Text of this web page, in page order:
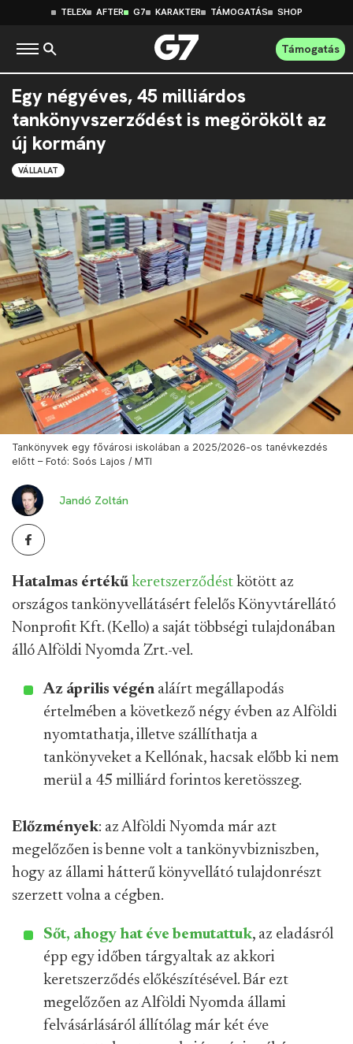
TELEX AFTER G7 KARAKTER TÁMOGATÁS SHOP
Támogatás
Egy négyéves, 45 milliárdos
tankönyvszerződést is megörökölt az
új kormány
VÁLLALAT
Tankönyvek egy fővárosi iskolában a 2025/2026-os tanévkezdés
előtt – Fotó: Soós Lajos / MTI
Jandó Zoltán
Hatalmas értékű keretszerződést kötött az
országos tankönyvellátásért felelős Könyvtárellátó
Nonprofit Kft. (Kello) a saját többségi tulajdonában
álló Alföldi Nyomda Zrt.-vel.
Az április végén aláírt megállapodás
értelmében a következő négy évben az Alföldi
nyomtathatja, illetve szállíthatja a
tankönyveket a Kellónak, hacsak előbb ki nem
merül a 45 milliárd forintos keretösszeg.
Előzmények: az Alföldi Nyomda már azt
megelőzően is benne volt a tankönyvbizniszben,
hogy az állami hátterű könyvellátó tulajdonrészt
szerzett volna a cégben.
Sőt, ahogy hat éve bemutattuk, az eladásról
épp egy időben tárgyaltak az akkori
keretszerződés előkészítésével. Bár ezt
megelőzően az Alföldi Nyomda állami
felvásárlásáról állítólag már két éve